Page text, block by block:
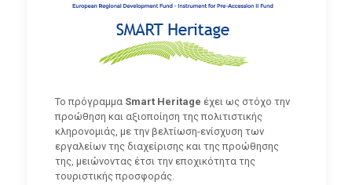
Το πρόγραμμα Smart Heritage έχει ως στόχο την
προώθηση και αξιοποίηση της πολιτιστικής
κληρονομιάς, με την βελτίωση-ενίσχυση των
εργαλείων της διαχείρισης και της προώθησης
της, μειώνοντας έτσι την εποχικότητα της
τουριστικής προσφοράς.